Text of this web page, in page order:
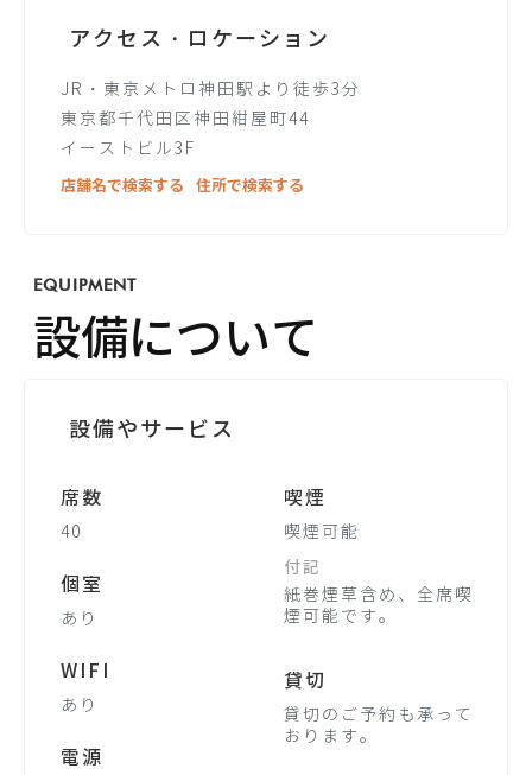
アクセス・ロケーション
JR・東京メトロ神田駅より徒歩3分
東京都千代田区神田紺屋町44
イーストビル3F
店舗名で検索する
住所で検索する
EQUIPMENT
設備について
設備やサービス
席数
40
個室
あり
WIFI
あり
電源
喫煙
喫煙可能
付記
紙巻煙草含め、全席喫
煙可能です。
貸切
貸切のご予約も承って
おります。